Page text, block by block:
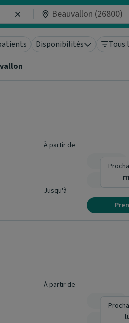
Disponibilités
Tous
À partir de
Jusqu'à
À partir de